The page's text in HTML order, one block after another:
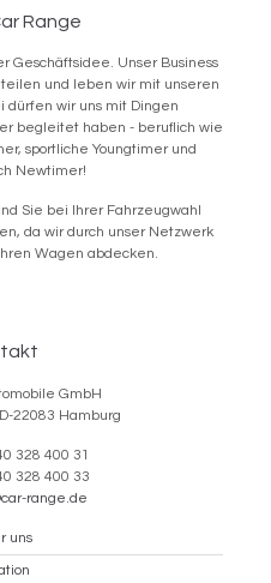
Range
Geschäftsidee. Unser Business
und leben wir mit unseren
dürfen wir uns mit Dingen
begleitet haben - beruflich wie
sportliche Youngtimer und
Newtimer!
Sie bei Ihrer Fahrzeugwahl
da wir durch unser Netzwerk
Wagen abdecken.
GmbH
22083 Hamburg
328 400 31
328 400 33
range.de
uns